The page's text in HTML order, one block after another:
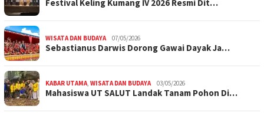
Festival Keling Kumang IV 2026 Resmi Dit…
WISATA DAN BUDAYA 07/05/2026
Sebastianus Darwis Dorong Gawai Dayak Ja…
KABAR UTAMA, WISATA DAN BUDAYA 03/05/2026
Mahasiswa UT SALUT Landak Tanam Pohon Di…